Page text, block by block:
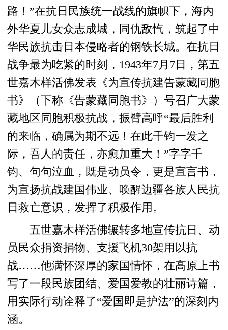
路！”在抗日民族统一战线的旗帜下，海内
外华夏儿女众志成城，同仇敌忾，筑起了中
华民族抗击日本侵略者的钢铁长城。在抗日
战争最为吃紧的时刻，1943年7月7日，第五
世嘉木样活佛发表《为宣传抗建告蒙藏同胞
书》（下称《告蒙藏同胞书》）号召广大蒙
藏地区同胞积极抗战，振臂高呼“最后胜利
的来临，确属为期不远！在此千钧一发之
际，吾人的责任，亦愈加重大！”字字千
钧、句句泣血，既是动员令，更是宣言书，
为宣扬抗战建国伟业、唤醒边疆各族人民抗
日救亡意识，发挥了积极作用。
五世嘉木样活佛辗转多地宣传抗日、动
员民众捐资捐物、支援飞机30架用以抗
战……他满怀深厚的家国情怀，在高原上书
写了一段民族团结、爱国爱教的壮丽诗篇，
用实际行动诠释了“爱国即是护法”的深刻内
涵。